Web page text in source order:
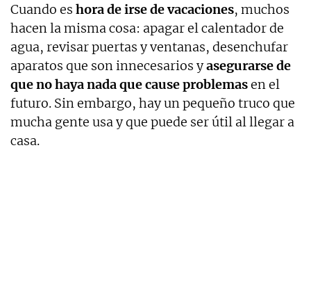
Cuando es hora de irse de vacaciones, muchos
hacen la misma cosa: apagar el calentador de
agua, revisar puertas y ventanas, desenchufar
aparatos que son innecesarios yasegurarse de
que no haya nada que cause problemasen el
futuro. Sin embargo, hay un pequeño truco que
mucha gente usa y que puede ser útil al llegar a
casa.